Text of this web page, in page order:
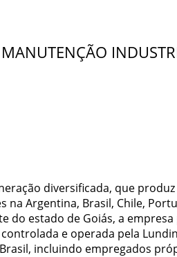
diversificada, que
Argentina, Brasil, Chile,
do estado de Goiás, a
e operada pela
incluindo empregados